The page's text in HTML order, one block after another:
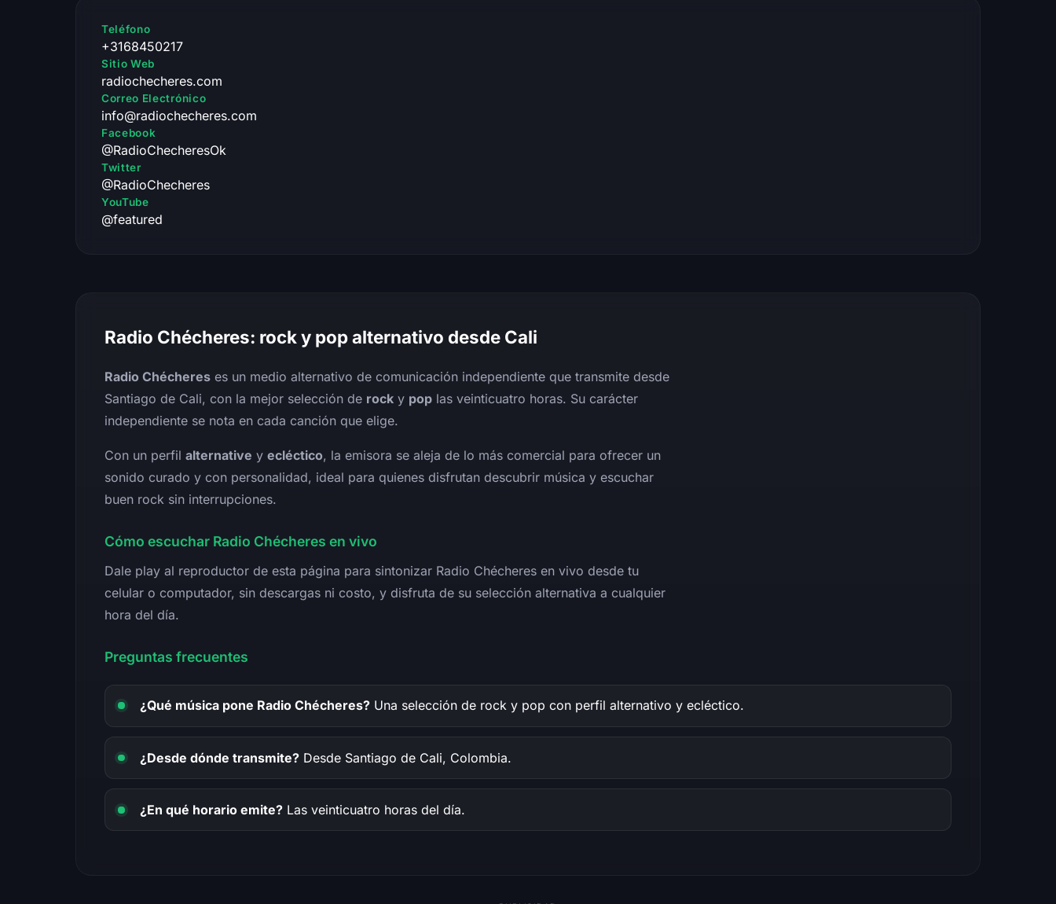
Teléfono
+3168450217
Sitio Web
radiochecheres.com
Correo Electrónico
info@radiochecheres.com
Facebook
@RadioChecheresOk
Twitter
@RadioChecheres
YouTube
@featured
Radio Chécheres: rock y pop alternativo desde Cali
Radio Chécheres es un medio alternativo de comunicación independiente que transmite desde
Santiago de Cali, con la mejor selección de rock y pop las veinticuatro horas. Su carácter
independiente se nota en cada canción que elige.
Con un perfil alternative y ecléctico, la emisora se aleja de lo más comercial para ofrecer un
sonido curado y con personalidad, ideal para quienes disfrutan descubrir música y escuchar
buen rock sin interrupciones.
Cómo escuchar Radio Chécheres en vivo
Dale play al reproductor de esta página para sintonizar Radio Chécheres en vivo desde tu
celular o computador, sin descargas ni costo, y disfruta de su selección alternativa a cualquier
hora del día.
Preguntas frecuentes
¿Qué música pone Radio Chécheres? Una selección de rock y pop con perfil alternativo y ecléctico.
¿Desde dónde transmite? Desde Santiago de Cali, Colombia.
¿En qué horario emite? Las veinticuatro horas del día.